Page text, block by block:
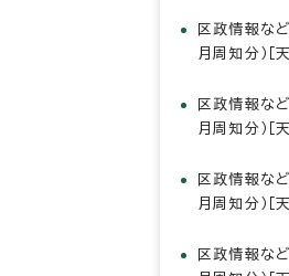
区政情報な
月周知分）［
区政情報な
月周知分）［
区政情報な
月周知分）［
区政情報な